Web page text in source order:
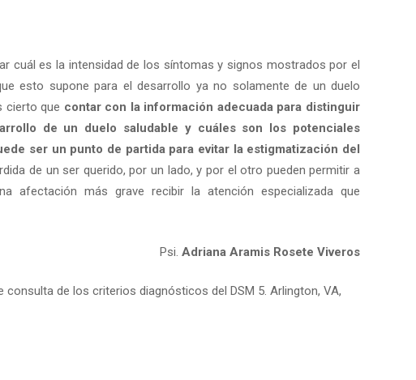
cuál es la intensidad de los síntomas y signos mostrados por el
esto supone para el desarrollo ya no solamente de un duelo
cierto que contar con la información adecuada para distinguir
de un duelo saludable y cuáles son los potenciales
ser un punto de partida para evitar la estigmatización del
de un ser querido, por un lado, y por el otro pueden permitir a
afectación más grave recibir la atención especializada que
Psi. Adriana Aramis Rosete Viveros
de los criterios diagnósticos del DSM 5. Arlington, VA,